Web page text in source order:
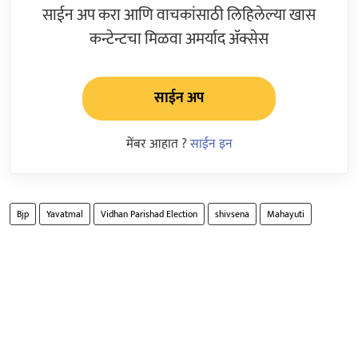
साईन अप करा आणि वाचकांसाठी लिहिलेल्या खास
कन्टेन्टचा मिळवा अमर्याद ॲक्सेस
साईन अप
मेंबर आहात ?साईन इन
Bjp Yavatmal Vidhan Parishad Election shivsena Mahayuti